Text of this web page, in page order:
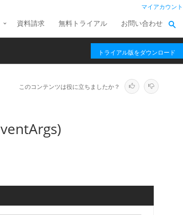
マイアカウント
資料請求 無料トライアル お問い合わせ
トライアル版をダウンロード
このコンテンツは役に立ちましたか？